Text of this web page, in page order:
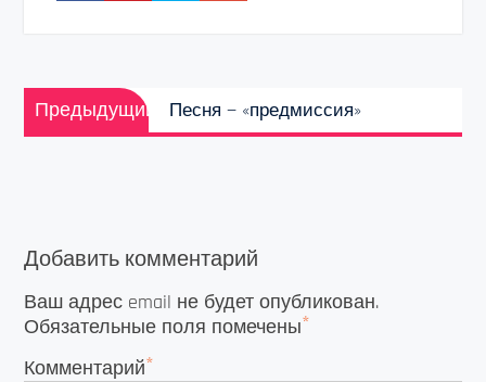
Навигация
по
записям
Предыдущий
Предыдущая
запись:
Песня — «предмиссия»
Добавить комментарий
Ваш адрес email не будет опубликован.
Обязательные поля помечены*
Комментарий*